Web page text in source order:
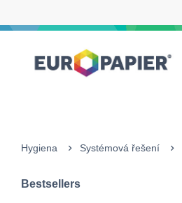
Hygiena Systémová řešení
Bestsellers